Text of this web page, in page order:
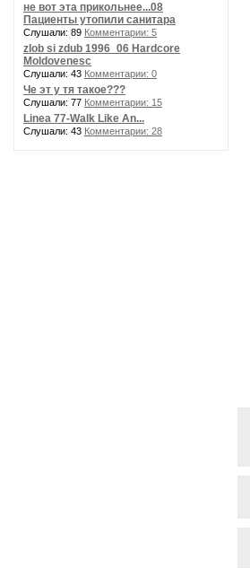
не вот эта прикольнее...08
Пациенты утопили санитара
Слушали: 89 Комментарии: 5
zlob si zdub 1996_06 Hardcore
Moldovenesc
Слушали: 43 Комментарии: 0
Че эт у тя такое???
Слушали: 77 Комментарии: 15
Linea 77-Walk Like An...
Слушали: 43 Комментарии: 28